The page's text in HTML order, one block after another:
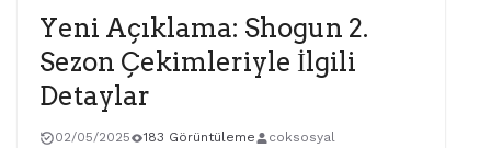
Yeni Açıklama: Shogun 2.
Sezon Çekimleriyle İlgili
Detaylar
02/05/2025 183 Görüntüleme coksosyal